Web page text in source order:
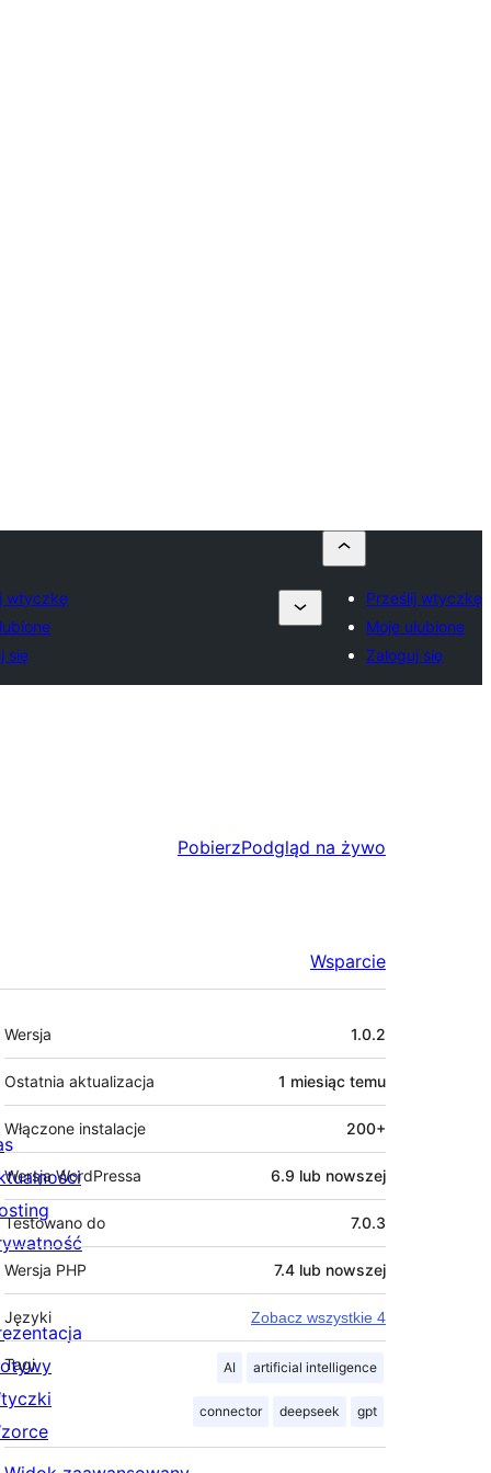
wtyczkę
się
Prześlij wtyczkę
Moje ulubione
Zaloguj się
PobierzPodgląd na żywo
Wsparcie
Meta
Wersja 1.0.2
Ostatnia aktualizacja 1 miesiąc temu
Włączone instalacje 200+
Wersja WordPressa 6.9 lub nowszej
Testowano do 7.0.3
Wersja PHP 7.4 lub nowszej
Języki Zobacz wszystkie 4
Tagi AI artificial intelligence
connector deepseek gpt